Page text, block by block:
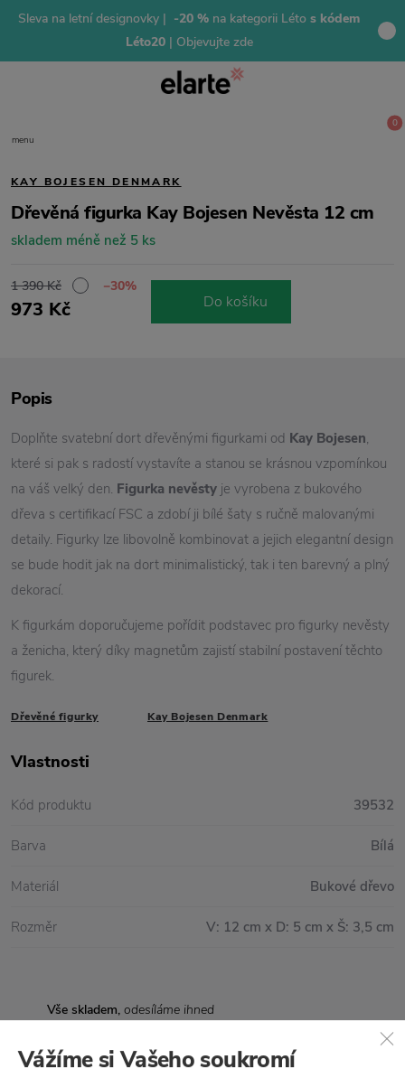
Sleva na letní designovky | -20 % na kategorii Léto s kódem
Léto20 | Objevujte zde
menu
0
KAY BOJESEN DENMARK
Dřevěná figurka Kay Bojesen Nevěsta 12 cm
skladem méně než 5 ks
1 390 Kč −30%
973 Kč Do košíku
Vše skladem, odesíláme ihned
Doprava zdarma nad 2 000 Kč
Popis
Doplňte svatební dort dřevěnými figurkami od Kay Bojesen,
které si pak s radostí vystavíte a stanou se krásnou vzpomínkou
na váš velký den. Figurka nevěsty je vyrobena z bukového
dřeva s certifikací FSC a zdobí ji bílé šaty s ručně malovanými
detaily. Figurky lze libovolně kombinovat a jejich elegantní design
se bude hodit jak na dort minimalistický, tak i ten barevný a plný
dekorací.
K figurkám doporučujeme pořídit podstavec pro figurky nevěsty
a ženicha, který díky magnetům zajistí stabilní postavení těchto
figurek.
Dřevěné figurky Kay Bojesen Denmark
Vlastnosti
Kód produktu 39532
Barva Bílá
Materiál Bukové dřevo
Rozměr V: 12 cm x D: 5 cm x Š: 3,5 cm
Vážíme si Vašeho soukromí